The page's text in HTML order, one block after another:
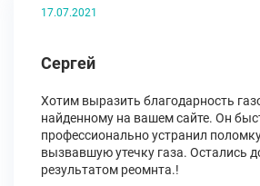
17.07.2021
Сергей
Хотим выразить благодарность
найденному на вашем сайте. Он
профессионально устранил
вызвавшую утечку газа. Остались
результатом реомнта.!